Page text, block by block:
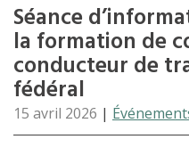
Séance
la formation de
conducteur de
fédéral
15 avril 2026 |